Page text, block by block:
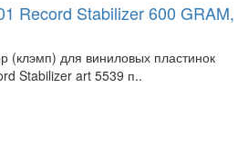
Record Stabilizer 600 GRAM,
(клэмп) для виниловых пластинок
Stabilizer art 5539 п..